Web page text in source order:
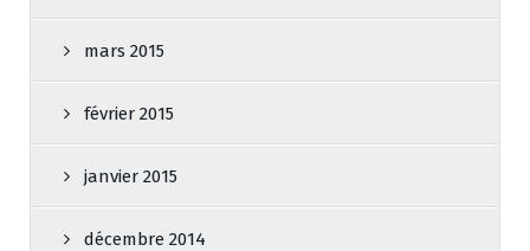
mars 2015
février 2015
janvier 2015
décembre 2014